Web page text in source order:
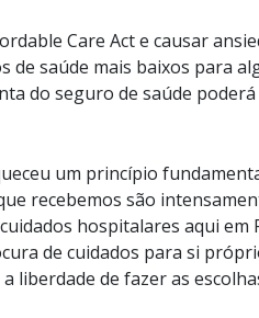
Care Act e causar
de saúde mais baixos para
do seguro de saúde
um princípio
recebemos são
hospitalares aqui em
de cuidados para si
liberdade de fazer as